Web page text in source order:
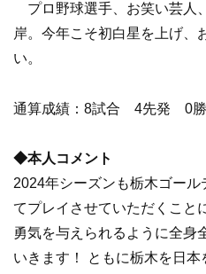
プロ野球選手、お笑い芸人
岸。今年こそ初白星を上げ、
い。
通算成績：8試合 4先発 0
◆本人コメント
2024年シーズンも栃木ゴー
てプレイさせていただくこと
勇気を与えられるように全身
いきます！ ともに栃木を日本